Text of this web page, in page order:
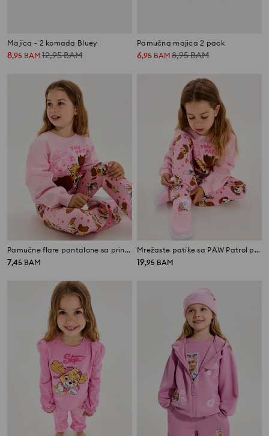
Majica - 2 komada Bluey
8,95 BAM 12,95BAM
Pamučna majica 2 pack
6,95 BAM 8,95BAM
Pamučne flare pantalone sa printom PAW Patrol
7,45 BAM
Mrežaste patike sa PAW Patrol printom
19,95 BAM